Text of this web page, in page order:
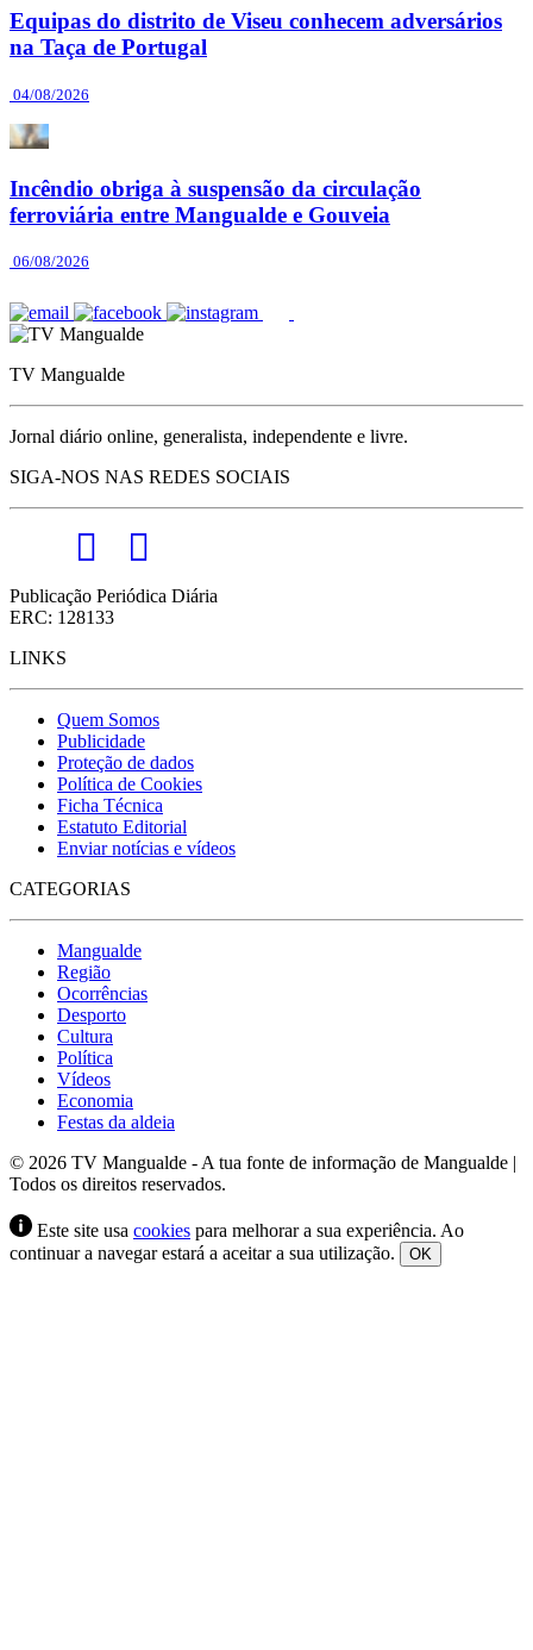
Equipas do distrito de Viseu conhecem adversários
na Taça de Portugal
04/08/2026
Incêndio obriga à suspensão da circulação
ferroviária entre Mangualde e Gouveia
06/08/2026
TV Mangualde
Jornal diário online, generalista, independente e livre.
SIGA-NOS NAS REDES SOCIAIS
Publicação Periódica Diária
ERC: 128133
LINKS
Quem Somos
Publicidade
Proteção de dados
Política de Cookies
Ficha Técnica
Estatuto Editorial
Enviar notícias e vídeos
CATEGORIAS
Mangualde
Região
Ocorrências
Desporto
Cultura
Política
Vídeos
Economia
Festas da aldeia
© 2026 TV Mangualde - A tua fonte de informação de Mangualde |
Todos os direitos reservados.
Este site usa cookies para melhorar a sua experiência. Ao
continuar a navegar estará a aceitar a sua utilização.
OK